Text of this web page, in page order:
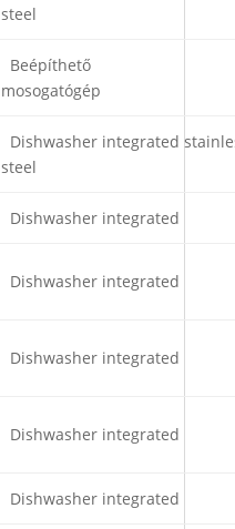
steel
Beépíthető
mosogatógép
Dishwasher integrated
steel
Dishwasher integrated
Dishwasher integrated
Dishwasher integrated
Dishwasher integrated
Dishwasher integrated